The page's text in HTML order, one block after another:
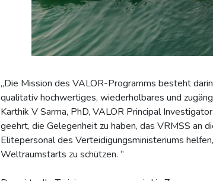
„Die Mission des VALOR-Programms besteht
qualitativ hochwertiges, wiederholbares und
Karthik V Sarma, PhD, VALOR Principal
geehrt, die Gelegenheit zu haben, das VRMSS an
Elitepersonal des Verteidigungsministeriums
Weltraumstarts zu schützen. “